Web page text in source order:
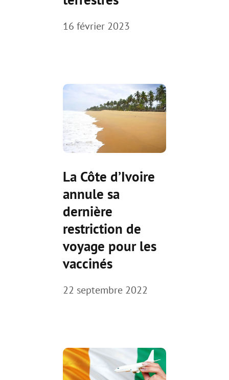
16 février 2023
La Côte d’Ivoire
annule sa
dernière
restriction de
voyage pour les
vaccinés
22 septembre 2022